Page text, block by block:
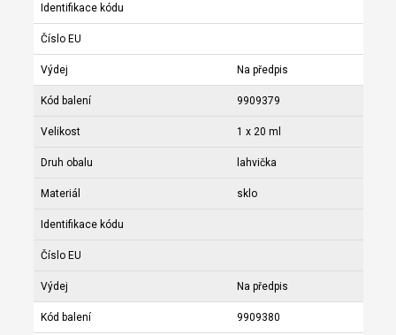
Identifikace kódu
Číslo EU
Výdej Na předpis
Kód balení 9909379
Velikost 1 x 20 ml
Druh obalu lahvička
Materiál sklo
Identifikace kódu
Číslo EU
Výdej Na předpis
Kód balení 9909380